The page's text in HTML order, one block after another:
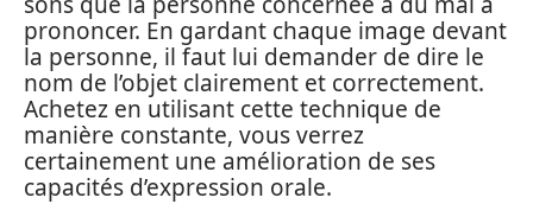
prononcer. En gardant chaque image devant
la personne, il faut lui demander de dire le
nom de l’objet clairement et correctement.
Achetez en utilisant cette technique de
manière constante, vous verrez
certainement une amélioration de ses
capacités d’expression orale.